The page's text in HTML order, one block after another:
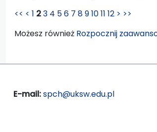
<< < 1 23 4 56 7 891011 12 > >>
Możesz również Rozpocznij
E-mail:spch@uksw.edu.pl